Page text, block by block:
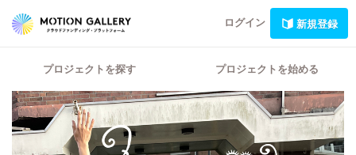
ログイン 新規登録
プロジェクトを探す プロジェクトを始める